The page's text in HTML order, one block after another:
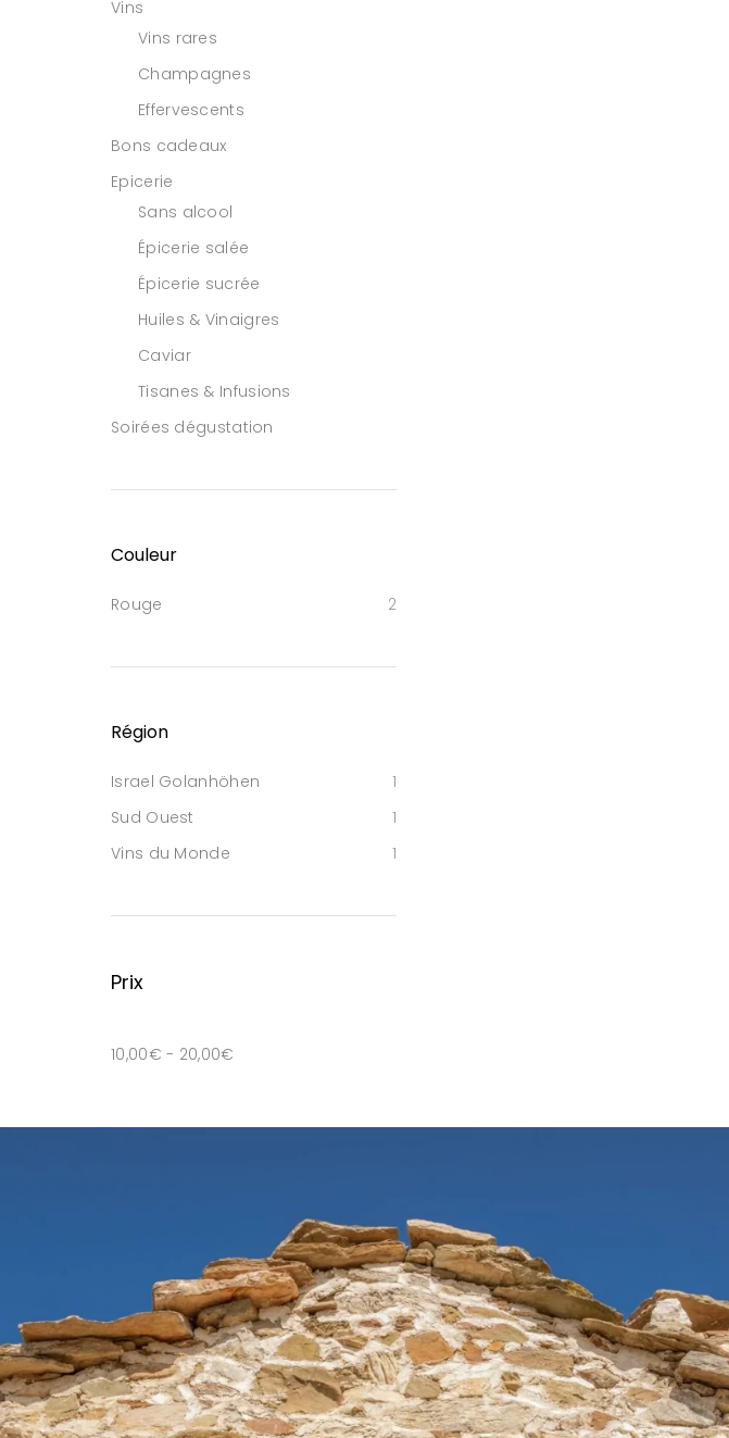
Vins
Vins rares
Champagnes
Effervescents
Bons cadeaux
Epicerie
Sans alcool
Épicerie salée
Épicerie sucrée
Huiles & Vinaigres
Caviar
Tisanes & Infusions
Soirées dégustation
Couleur
Rouge 2
Région
Israel Golanhöhen
1
Sud Ouest
1
Vins du Monde
1
Prix
10,00€ - 20,00€